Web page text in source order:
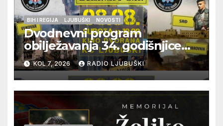
BIH I REGIJA LJUBUŠKI NOVOSTI
Dvodnevni program
obilježavanja 34. godišnjice
pogibije generala Blaža
Kraljevića i osmorice
pripadnika HOS-a
KOL 7, 2026 RADIO LJUBUŠKI